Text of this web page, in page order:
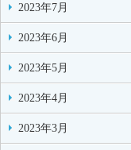
2023年7月
2023年6月
2023年5月
2023年4月
2023年3月